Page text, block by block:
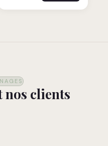
nos clients